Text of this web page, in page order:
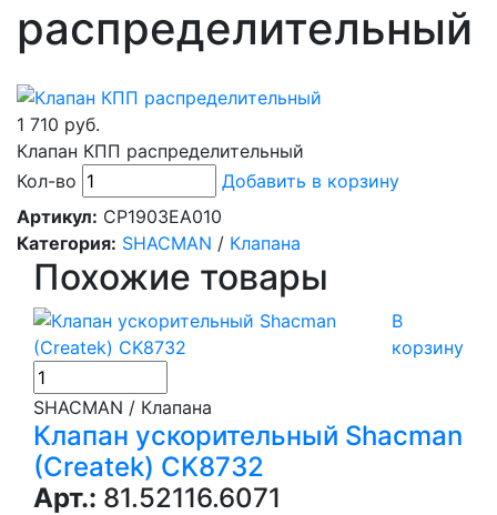
распределительный
1 710 руб.
Клапан КПП распределительный
Кол-во
Добавить в корзину
Артикул: CP1903EA010
Категория: SHACMAN / Клапана
Похожие товары
В
корзину
SHACMAN / Клапана
Клапан ускорительный Shacman
(Createk) CK8732
Арт.: 81.52116.6071